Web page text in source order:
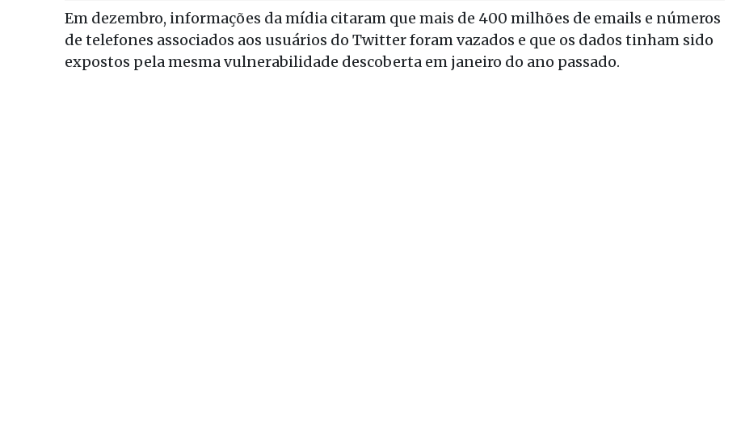
Em dezembro, informações da mídia citaram que mais de 400 milhões de emails e números
de telefones associados aos usuários do Twitter foram vazados e que os dados tinham sido
expostos pela mesma vulnerabilidade descoberta em janeiro do ano passado.